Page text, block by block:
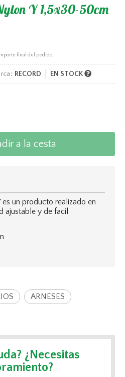
Y 1,5x30-50cm
final del pedido.
RECORD EN STOCK
a la cesta
es un producto realizado en
ajustable y de facil
ARNESES
¿Necesitas